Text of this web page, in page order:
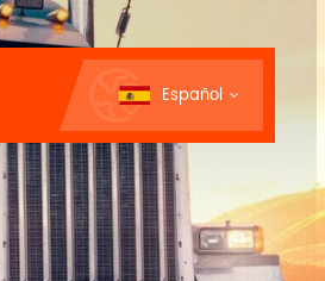
Español